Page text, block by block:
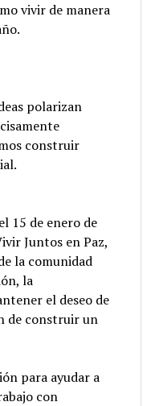
vivir de manera
polarizan
construir
15 de enero de
Juntos en Paz,
la comunidad
la
el deseo de
de construir un
para ayudar a
con